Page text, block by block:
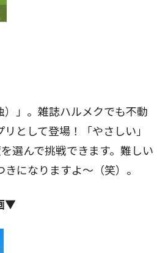
」。雑誌ハルメクでも不動
として登場！「やさしい」
選んで挑戦できます。難しい
になりますよ～（笑）。
▼
閉じる